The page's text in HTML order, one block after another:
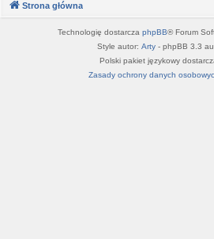
Strona główna
Technologię dostarcza phpBB® Forum
Style autor: Arty - phpBB 3.3
Polski pakiet językowy
Zasady ochrony danych